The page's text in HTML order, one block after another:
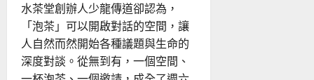
水茶堂創辦人少龍傳道卻認為，
「泡茶」可以開啟對話的空間，讓
人自然而然開始各種議題與生命的
深度對談。從無到有，一個空間、